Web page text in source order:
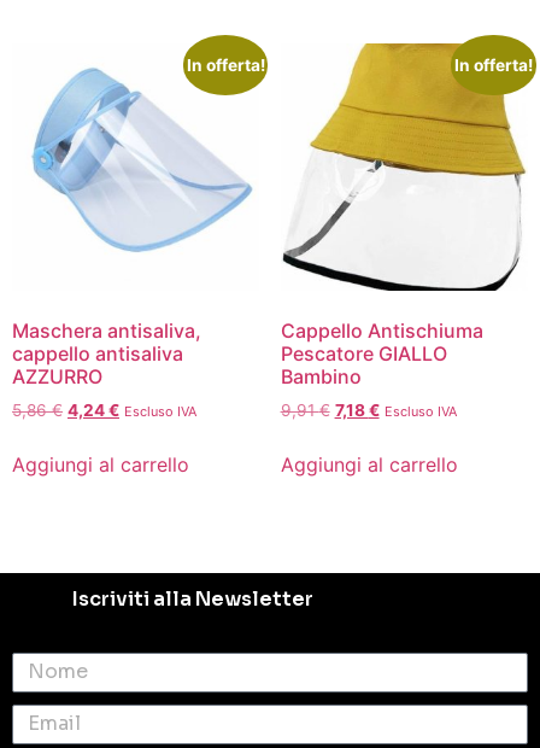
In offerta!
Maschera antisaliva,
cappello antisaliva
AZZURRO
5,86€ 4,24€ Escluso IVA
Aggiungi al carrello
In offerta!
Cappello Antischiuma
Pescatore GIALLO
Bambino
9,91€ 7,18€ Escluso IVA
Aggiungi al carrello
Iscriviti alla Newsletter